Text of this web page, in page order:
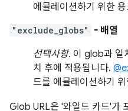
에뮬레이션하기 위한
"exclude_globs"
- 배열
선택사항. 이 glob과 일
치 후에 적용됩니다.
드를 에뮬레이션하기
Glob URL은 '와일드 카드'가